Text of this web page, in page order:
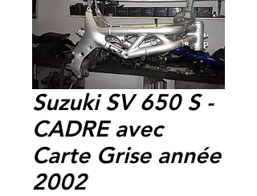
Suzuki SV 650 S -
CADRE avec
Carte Grise année
2002